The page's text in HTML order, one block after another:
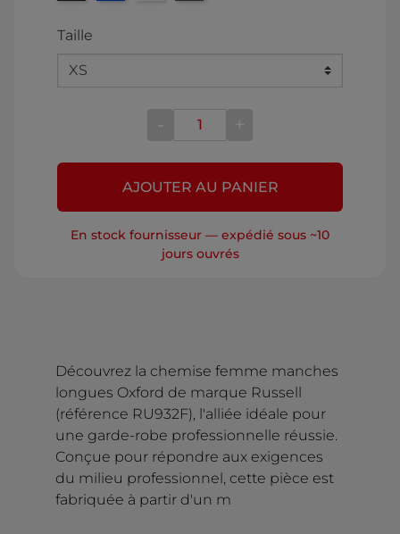
Découvrez la chemise femme manches
longues Oxford de marque Russell
(référence RU932F), l'alliée idéale pour
une garde-robe professionnelle réussie.
Conçue pour répondre aux exigences
du milieu professionnel, cette pièce est
fabriquée à partir d'un m
Taille
AJOUTER AU PANIER
En stock fournisseur — expédié sous ~10
jours ouvrés